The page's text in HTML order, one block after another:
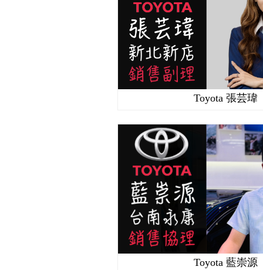
Toyota 張芸瑋
Toyota 藍崇源